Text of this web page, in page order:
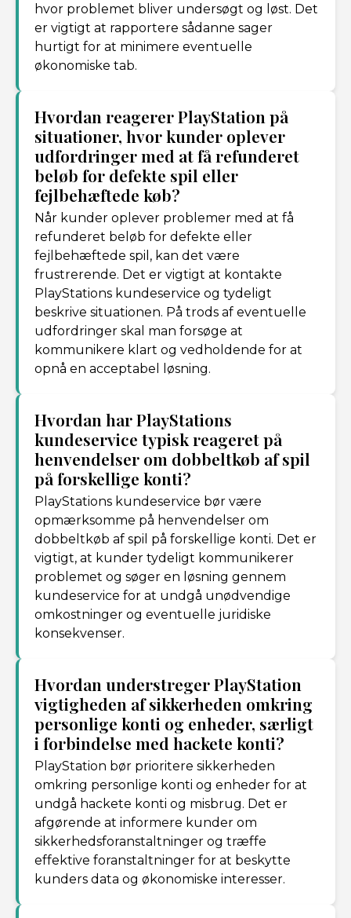
hvor problemet bliver undersøgt og løst. Det
er vigtigt at rapportere sådanne sager
hurtigt for at minimere eventuelle
økonomiske tab.
Hvordan reagerer PlayStation på
situationer, hvor kunder oplever
udfordringer med at få refunderet
beløb for defekte spil eller
fejlbehæftede køb?
Når kunder oplever problemer med at få
refunderet beløb for defekte eller
fejlbehæftede spil, kan det være
frustrerende. Det er vigtigt at kontakte
PlayStations kundeservice og tydeligt
beskrive situationen. På trods af eventuelle
udfordringer skal man forsøge at
kommunikere klart og vedholdende for at
opnå en acceptabel løsning.
Hvordan har PlayStations
kundeservice typisk reageret på
henvendelser om dobbeltkøb af spil
på forskellige konti?
PlayStations kundeservice bør være
opmærksomme på henvendelser om
dobbeltkøb af spil på forskellige konti. Det er
vigtigt, at kunder tydeligt kommunikerer
problemet og søger en løsning gennem
kundeservice for at undgå unødvendige
omkostninger og eventuelle juridiske
konsekvenser.
Hvordan understreger PlayStation
vigtigheden af sikkerheden omkring
personlige konti og enheder, særligt
i forbindelse med hackete konti?
PlayStation bør prioritere sikkerheden
omkring personlige konti og enheder for at
undgå hackete konti og misbrug. Det er
afgørende at informere kunder om
sikkerhedsforanstaltninger og træffe
effektive foranstaltninger for at beskytte
kunders data og økonomiske interesser.